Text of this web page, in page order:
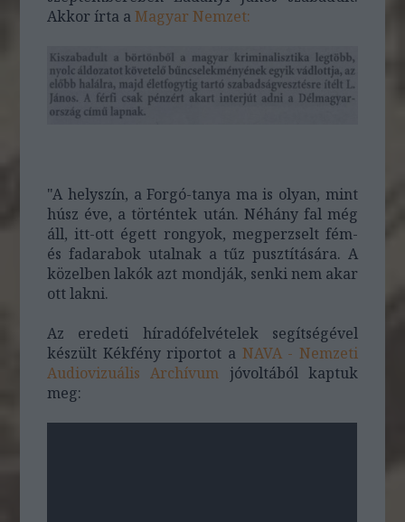
Akkor írta aMagyar Nemzet:
"A helyszín, a Forgó-tanya ma is olyan, mint
húsz éve, a történtek után. Néhány fal még
áll, itt-ott égett rongyok, megperzselt fém-
és fadarabok utalnak a tűz pusztítására. A
közelben lakók azt mondják, senki nem akar
ott lakni.
Az eredeti híradófelvételek segítségével
készült Kékfény riportot a NAVA - Nemzeti
Audiovizuális Archívum jóvoltából kaptuk
meg: